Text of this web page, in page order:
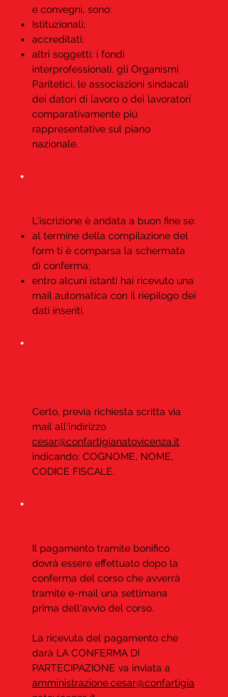
e convegni, sono:
Istituzionali;
accreditati;
altri soggetti: i fondi
interprofessionali, gli Organismi
Paritetici, le associazioni sindacali
dei datori di lavoro o dei lavoratori
comparativamente più
rappresentative sul piano
nazionale.
L'iscrizione è andata a buon fine se:
al termine della compilazione del
form ti è comparsa la schermata
di conferma;
entro alcuni istanti hai ricevuto una
mail automatica con il riepilogo dei
dati inseriti.
Certo, previa richiesta scritta via
mail all'indirizzo
cesar@confartigianatovicenza.it
indicando: COGNOME, NOME,
CODICE FISCALE.
Il pagamento tramite bonifico
dovrà essere effettuato dopo la
conferma del corso che avverrà
tramite e-mail una settimana
prima dell'avvio del corso.
La ricevuta del pagamento che
darà LA CONFERMA DI
PARTECIPAZIONE va inviata a
amministrazione.cesar@confartigia